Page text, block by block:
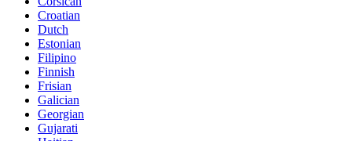
Croatian
Dutch
Estonian
Filipino
Finnish
Frisian
Galician
Georgian
Gujarati